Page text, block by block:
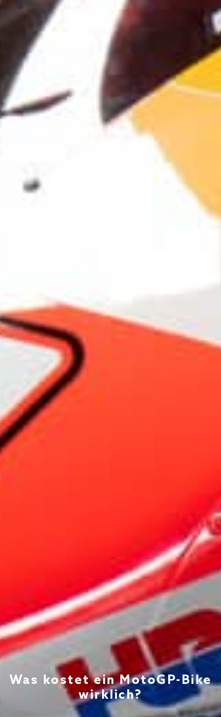
Was kostet ein MotoGP-Bike
wirklich?